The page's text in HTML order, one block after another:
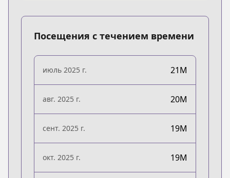
Посещения с течением времени
июль 2025 г. 21M
авг. 2025 г. 20M
сент. 2025 г. 19M
окт. 2025 г. 19M